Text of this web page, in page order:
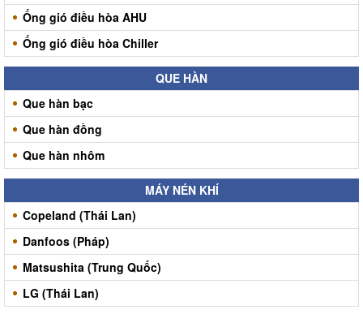
Ống gió điều hòa AHU
Ống gió điều hòa Chiller
QUE HÀN
Que hàn bạc
Que hàn đồng
Que hàn nhôm
MÁY NÉN KHÍ
Copeland (Thái Lan)
Danfoos (Pháp)
Matsushita (Trung Quốc)
LG (Thái Lan)